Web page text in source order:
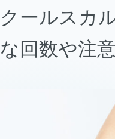
クールスカ
な回数や注